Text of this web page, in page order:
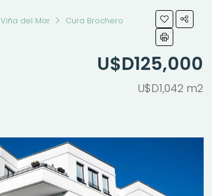
Viña del Mar
Cura Brochero
U$D125,000
U$D1,042 m2